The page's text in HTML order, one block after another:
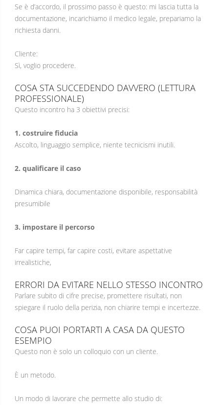
Se è d’accordo, il prossimo passo è questo: mi lascia tutta la
documentazione, incarichiamo il medico legale, prepariamo la
richiesta danni.
Cliente:
Sì, voglio procedere.
COSA STA SUCCEDENDO DAVVERO (LETTURA
PROFESSIONALE)
Questo incontro ha 3 obiettivi precisi:
1. costruire fiducia
Ascolto, linguaggio semplice, niente tecnicismi inutili.
2. qualificare il caso
Dinamica chiara, documentazione disponibile, responsabilità
presumibile
3. impostare il percorso
Far capire tempi, far capire costi, evitare aspettative
irrealistiche,
ERRORI DA EVITARE NELLO STESSO INCONTRO
Parlare subito di cifre precise, promettere risultati, non
spiegare il ruolo della perizia, non chiarire tempi e incertezze.
COSA PUOI PORTARTI A CASA DA QUESTO
ESEMPIO
Questo non è solo un colloquio con un cliente.
È un metodo.
Un modo di lavorare che permette allo studio di: